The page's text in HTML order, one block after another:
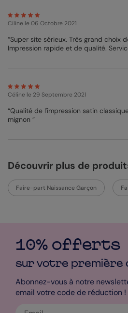
Clara - Pop Designer
Ciline le 06 Octobre 2021
“Super site sérieux. Très grand choix
Impression rapide et de qualité.
Céline le 29 Septembre 2021
“Qualité de l'impression satin
mignon ”
Découvrir plus de
Faire-part Naissance Garçon
10% offerts
sur votre première
Abonnez-vous à notre
email votre code de réduction !